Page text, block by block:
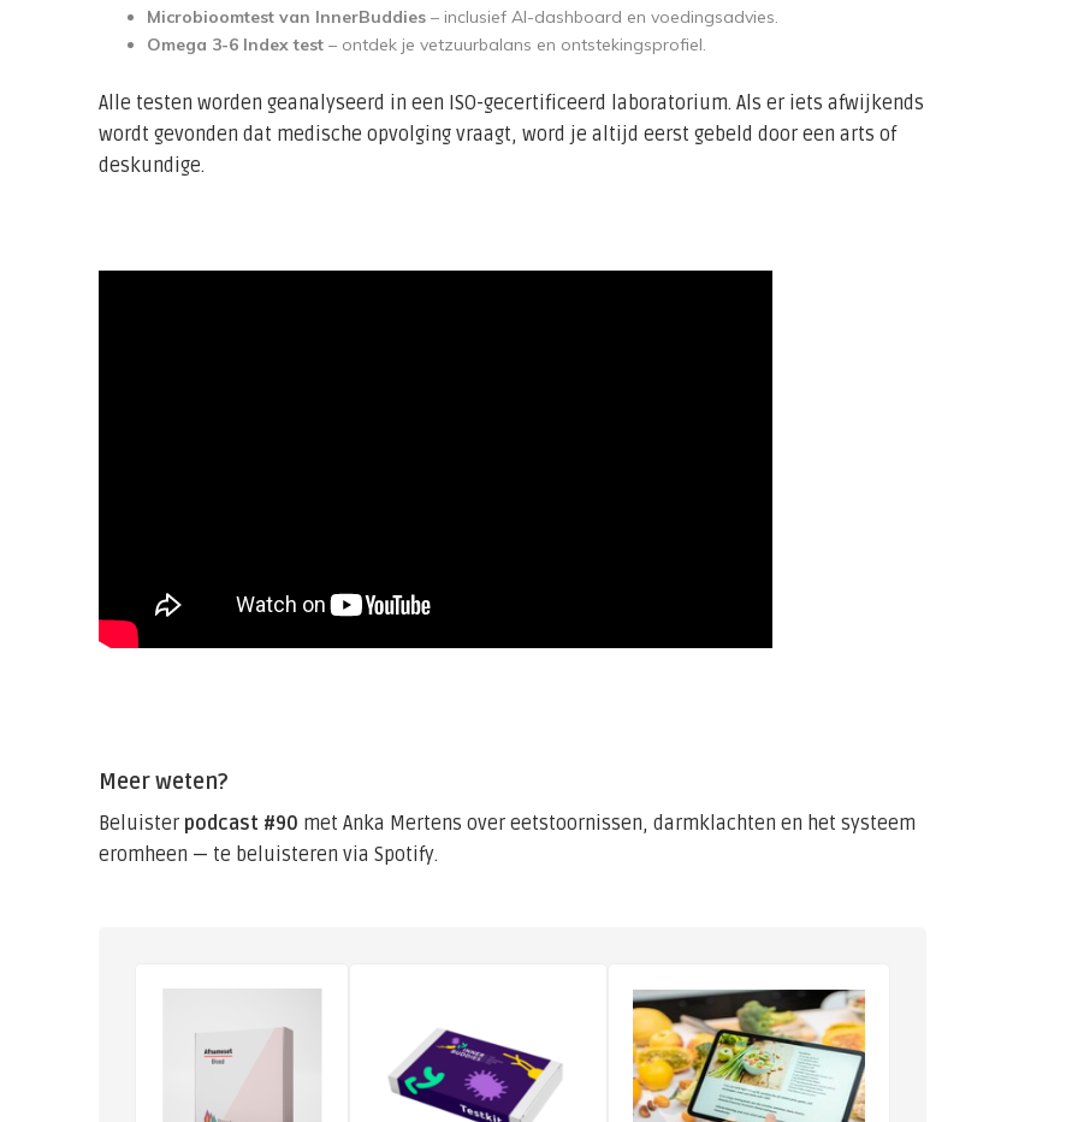
Microbioomtest van InnerBuddies – inclusief AI-dashboard en voedingsadvies.
Omega 3-6 Index test – ontdek je vetzuurbalans en ontstekingsprofiel.
Alle testen worden geanalyseerd in een ISO-gecertificeerd laboratorium. Als er iets afwijkends
wordt gevonden dat medische opvolging vraagt, word je altijd eerst gebeld door een arts of
deskundige.
Meer weten?
Beluister podcast #90 met Anka Mertens over eetstoornissen, darmklachten en het systeem
eromheen — te beluisteren via Spotify.